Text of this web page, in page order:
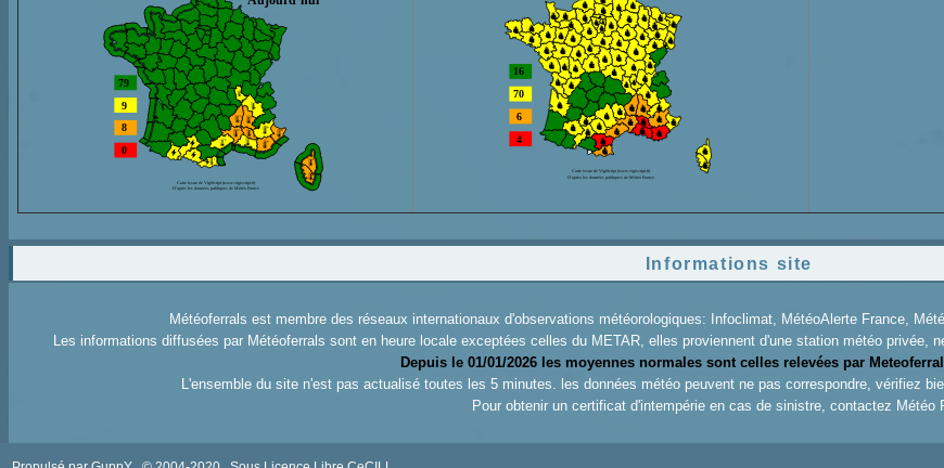
Informations site
Météoferrals est membre des réseaux internationaux d'observations météorologiques: Infoclimat, MétéoAlerte France,
Les informations diffusées par Météoferrals sont en heure locale exceptées celles du METAR, elles proviennent d'une station météo privée,
Depuis le 01/01/2026 les moyennes normales sont celles relevées par
L'ensemble du site n'est pas actualisé toutes les 5 minutes. les données météo peuvent ne pas correspondre, vérifiez
Pour obtenir un certificat d'intempérie en cas de sinistre, contactez Météo